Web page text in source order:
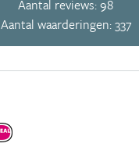
Aantal reviews: 98
Aantal waarderingen: 337